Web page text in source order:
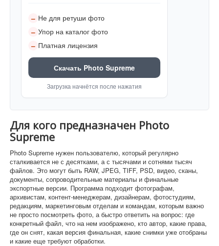
– Не для ретуши фото
– Упор на каталог фото
– Платная лицензия
Скачать Photo Supreme
Загрузка начнётся после нажатия
Для кого предназначен Photo
Supreme
Photo Supreme нужен пользователю, который регулярно
сталкивается не с десятками, а с тысячами и сотнями тысяч
файлов. Это могут быть RAW, JPEG, TIFF, PSD, видео, сканы,
документы, сопроводительные материалы и финальные
экспортные версии. Программа подходит фотографам,
архивистам, контент-менеджерам, дизайнерам, фотостудиям,
редакциям, маркетинговым отделам и командам, которым важно
не просто посмотреть фото, а быстро ответить на вопрос: где
конкретный файл, что на нем изображено, кто автор, какие права,
где он снят, какая версия финальная, какие снимки уже отобраны
и какие еще требуют обработки.